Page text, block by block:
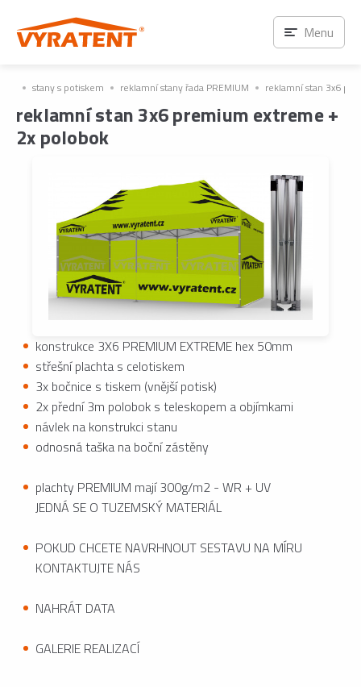
stany s potiskem reklamní stany řada PREMIUM reklamní stan 3x6
reklamní stan 3x6 premium extreme +
2x polobok
konstrukce 3X6 PREMIUM EXTREME hex 50mm
střešní plachta s celotiskem
3x bočnice s tiskem (vnější potisk)
2x přední 3m polobok s teleskopem a objímkami
návlek na konstrukci stanu
odnosná taška na boční zástěny
plachty PREMIUM mají 300g/m2 - WR + UV
JEDNÁ SE O TUZEMSKÝ MATERIÁL
POKUD CHCETE NAVRHNOUT SESTAVU NA MÍRU
KONTAKTUJTE NÁS
NAHRÁT DATA
GALERIE REALIZACÍ
Menu